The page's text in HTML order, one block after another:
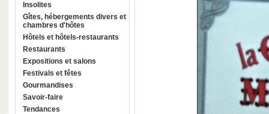
Insolites
Gîtes, hébergements divers et
chambres d'hôtes
Hôtels et hôtels-restaurants
Restaurants
Expositions et salons
Festivals et fêtes
Gourmandises
Savoir-faire
Tendances